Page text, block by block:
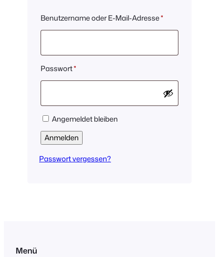
Benutzername oder E-Mail-Adresse*
Passwort*
Angemeldet bleiben
Anmelden
Passwort vergessen?
Menü